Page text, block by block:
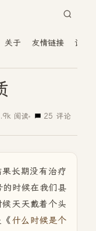
关于 友情链接 读者
阅读 25 评论
长期没有治疗
时候在我们县
天天戴着个头
什么时候是个